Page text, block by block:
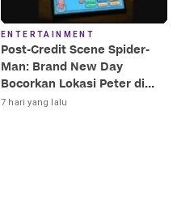
ENTERTAINMENT
Post-Credit Scene Spider-
Man: Brand New Day
Bocorkan Lokasi Peter di
Luar Angkasa!
7 hari yang lalu